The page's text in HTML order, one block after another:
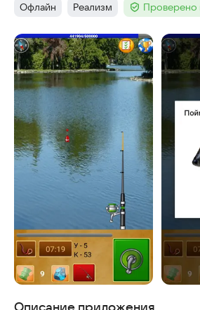
Тег:
Офлайн Тег:
Реализм Тег :Проверено
Скриншоты